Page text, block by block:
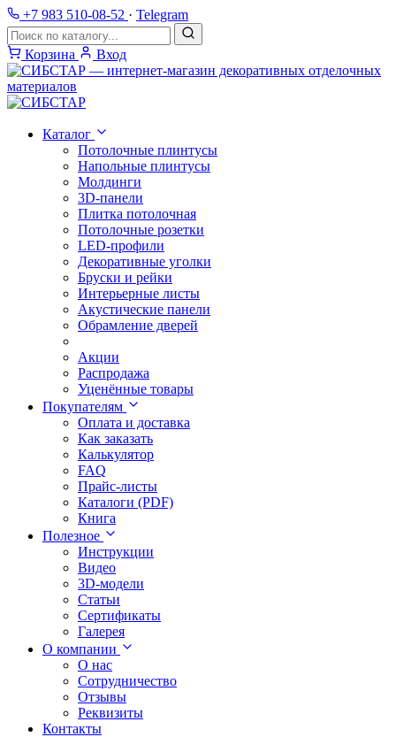
+7 983 510-08-52 · Telegram
Корзина Вход
Каталог
Потолочные плинтусы
Напольные плинтусы
Молдинги
3D-панели
Плитка потолочная
Потолочные розетки
LED-профили
Декоративные уголки
Бруски и рейки
Интерьерные листы
Акустические панели
Обрамление дверей
Акции
Распродажа
Уценённые товары
Покупателям
Оплата и доставка
Как заказать
Калькулятор
FAQ
Прайс-листы
Каталоги (PDF)
Книга
Полезное
Инструкции
Видео
3D-модели
Статьи
Сертификаты
Галерея
О компании
О нас
Сотрудничество
Отзывы
Реквизиты
Контакты